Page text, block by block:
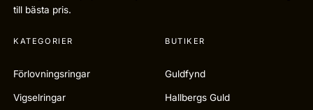
till bästa pris.
KATEGORIER
Förlovningsringar
Vigselringar
BUTIKER
Guldfynd
Hallbergs Guld